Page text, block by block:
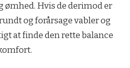
ømhed. Hvis de derimod er
og forårsage vabler og
at finde den rette balance